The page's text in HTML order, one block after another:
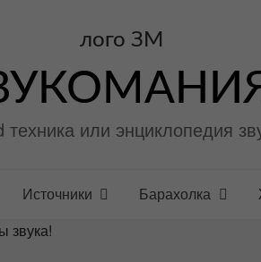
техника или энциклопедия
Источники Барахолка
звука!